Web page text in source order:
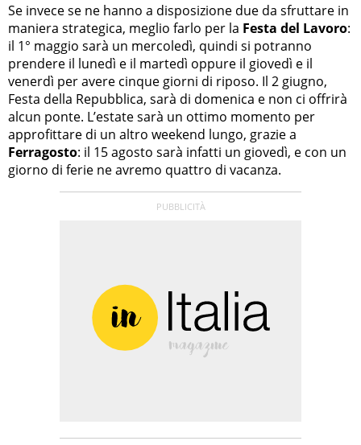
Se invece se ne hanno a disposizione due da sfruttare in
maniera strategica, meglio farlo per la Festa del Lavoro:
il 1° maggio sarà un mercoledì, quindi si potranno
prendere il lunedì e il martedì oppure il giovedì e il
venerdì per avere cinque giorni di riposo. Il 2 giugno,
Festa della Repubblica, sarà di domenica e non ci offrirà
alcun ponte. L’estate sarà un ottimo momento per
approfittare di un altro weekend lungo, grazie a
Ferragosto: il 15 agosto sarà infatti un giovedì, e con un
giorno di ferie ne avremo quattro di vacanza.